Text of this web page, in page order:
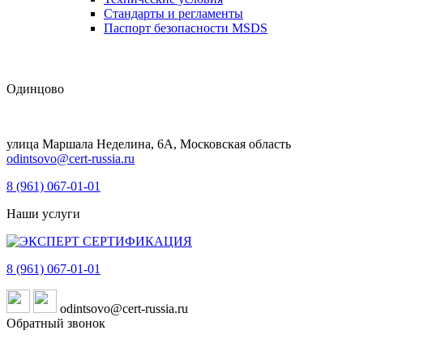
Стандарты и регламенты
Паспорт безопасности MSDS
Одинцово
улица Маршала Неделина, 6А, Московская область
odintsovo@cert-russia.ru
8 (961) 067-01-01
Наши услуги
8 (961) 067-01-01
odintsovo@cert-russia.ru
Обратный звонок